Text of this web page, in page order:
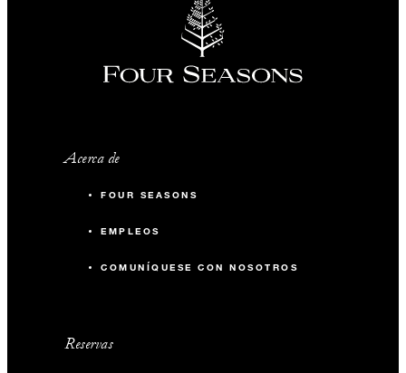
Acerca de
FOUR SEASONS
EMPLEOS
COMUNÍQUESE CON NOSOTROS
Reservas